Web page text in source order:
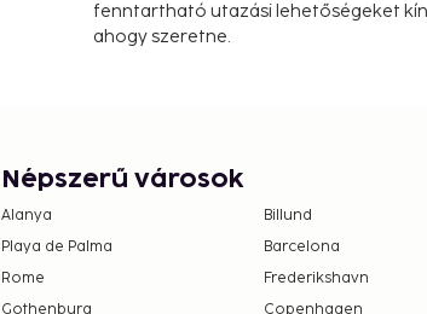
fenntartható utazási lehetőségeket
ahogy szeretne.
Népszerű városok
Alanya Billund
Playa de Palma
Barcelona
Rome
Frederikshavn
Gothenburg
Copenhagen